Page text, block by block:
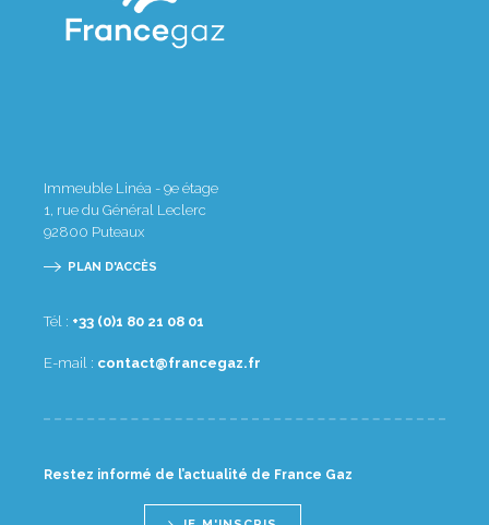
Immeuble Linéa - 9e étage
1, rue du Général Leclerc
92800 Puteaux
PLAN D'ACCÈS
Tél : 10 80 12 08 1(0) 33+
E-mail : rf.zagecnarf@tcatnoc
Restez informé de l’actualité de France Gaz